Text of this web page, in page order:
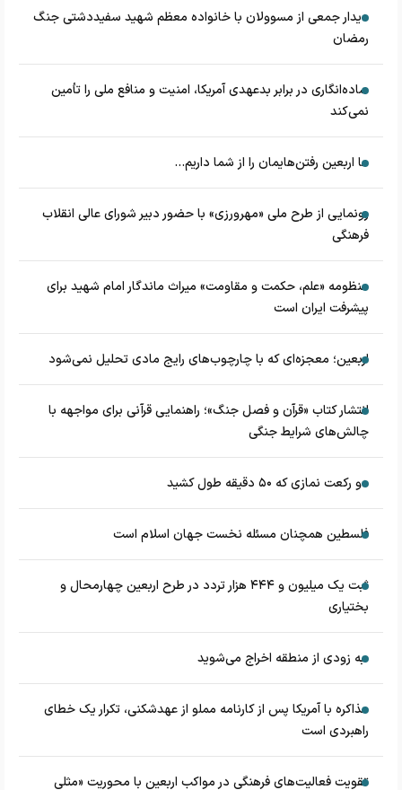
دیدار جمعی از مسوولان با خانواده معظم شهید سفیددشتی جنگ
رمضان
ساده‌انگاری در برابر بدعهدی آمریکا، امنیت و منافع ملی را تأمین
نمی‌کند
ما اربعین رفتن‌هایمان را از شما داریم...
رونمایی از طرح ملی «مهرورزی» با حضور دبیر شورای عالی انقلاب
فرهنگی
منظومه «علم، حکمت و مقاومت» میراث ماندگار امام شهید برای
پیشرفت ایران است
اربعین؛ معجزه‌ای که با چارچوب‌های رایج مادی تحلیل نمی‌شود
انتشار کتاب «قرآن و فصل جنگ»؛ راهنمایی قرآنی برای مواجهه با
چالش‌های شرایط جنگی
دو رکعت نمازی که ۵۰ دقیقه طول کشید
فلسطین همچنان مسئله نخست جهان اسلام است
ثبت یک میلیون و ۴۴۴ هزار تردد در طرح اربعین چهارمحال و
بختیاری
به زودی از منطقه اخراج می‌شوید
مذاکره با آمریکا پس از کارنامه مملو از عهدشکنی، تکرار یک خطای
راهبردی است
تقویت فعالیت‌های فرهنگی در مواکب اربعین با محوریت «مثلی